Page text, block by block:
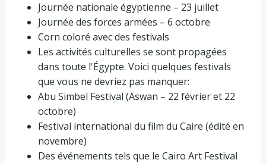
Journée nationale égyptienne – 23 juillet
Journée des forces armées – 6 octobre
Corn coloré avec des festivals
Les activités culturelles se sont propagées
dans toute l'Égypte. Voici quelques festivals
que vous ne devriez pas manquer:
Abu Simbel Festival (Aswan – 22 février et 22
octobre)
Festival international du film du Caire (édité en
novembre)
Des événements tels que le Cairo Art Festival